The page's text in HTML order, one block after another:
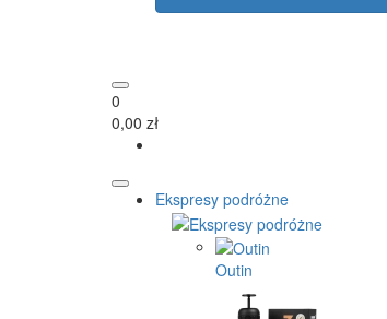
0
0,00 zł
Ekspresy podróżne
Outin